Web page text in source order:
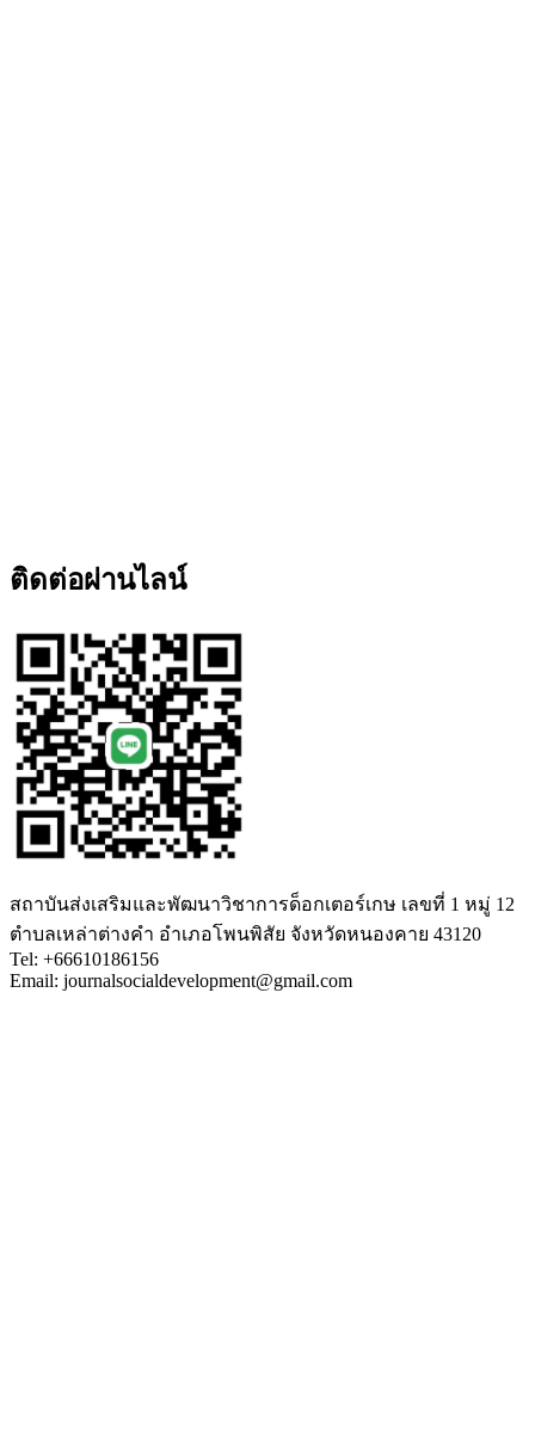
ติดต่อผ่านไลน์
สถาบันส่งเสริมและพัฒนาวิชาการด็อกเตอร์เกษ เลขที่ 1 หมู่ 12
ตำบลเหล่าต่างคำ อำเภอโพนพิสัย จังหวัดหนองคาย 43120
Tel: +66610186156
Email: journalsocialdevelopment@gmail.com